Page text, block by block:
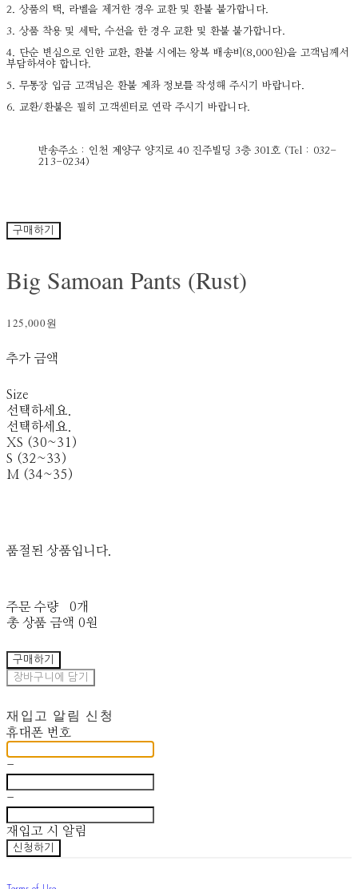
2. 상품의 택, 라벨을 제거한 경우 교환 및 환불 불가합니다.
3. 상품 착용 및 세탁, 수선을 한 경우 교환 및 환불 불가합니다.
4. 단순 변심으로 인한 교환, 환불 시에는 왕복 배송비(8,000원)을 고객님께서
부담하셔야 합니다.
5. 무통장 입금 고객님은 환불 계좌 정보를 작성해 주시기 바랍니다.
6. 교환/환불은 필히 고객센터로 연락 주시기 바랍니다.
반송주소 : 인천 계양구 양지로 40 진주빌딩 3층 301호 (Tel : 032-
213-0234)
구매하기
Big Samoan Pants (Rust)
125,000원
추가 금액
Size
선택하세요.
선택하세요.
XS (30~31)
S (32~33)
M (34~35)
품절된 상품입니다.
주문 수량
0개
총 상품 금액 0원
구매하기
장바구니에 담기
재입고 알림 신청
휴대폰 번호
-
-
재입고 시 알림
신청하기